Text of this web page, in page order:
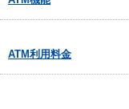
ATM利用料金